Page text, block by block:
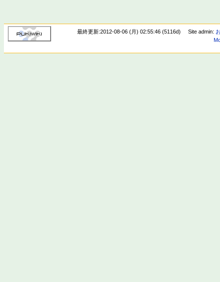
最終更新:2012-08-06 (月) 02:55:46 (5116d) Site admin: